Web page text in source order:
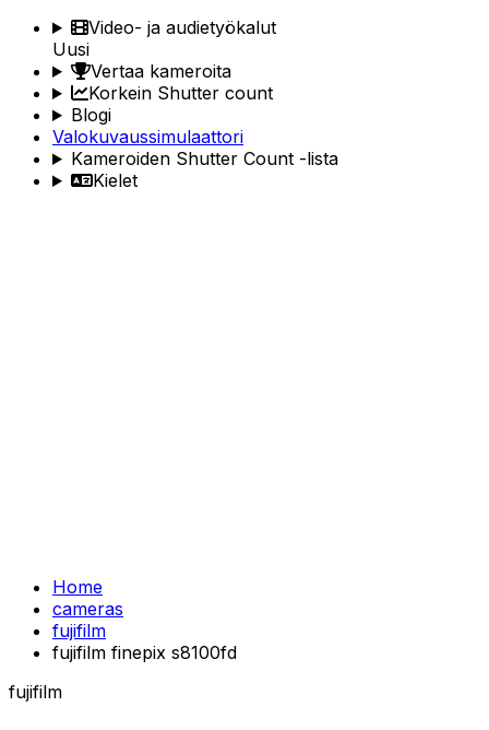
Video- ja audietyökalut
Uusi
Vertaa kameroita
Korkein Shutter count
Blogi
Valokuvaussimulaattori
Kameroiden Shutter Count -lista
Kielet
Home
cameras
fujifilm
fujifilm finepix s8100fd
fujifilm